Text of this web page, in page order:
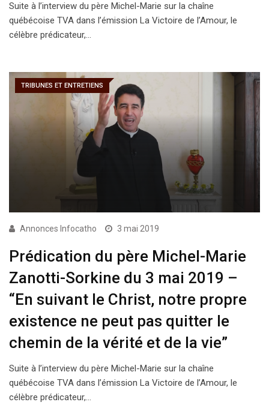
Suite à l’interview du père Michel-Marie sur la chaîne
québécoise TVA dans l’émission La Victoire de l’Amour, le
célèbre prédicateur,…
TRIBUNES ET ENTRETIENS
Annonces Infocatho 3 mai 2019
Prédication du père Michel-Marie
Zanotti-Sorkine du 3 mai 2019 –
“En suivant le Christ, notre propre
existence ne peut pas quitter le
chemin de la vérité et de la vie”
Suite à l’interview du père Michel-Marie sur la chaîne
québécoise TVA dans l’émission La Victoire de l’Amour, le
célèbre prédicateur,…